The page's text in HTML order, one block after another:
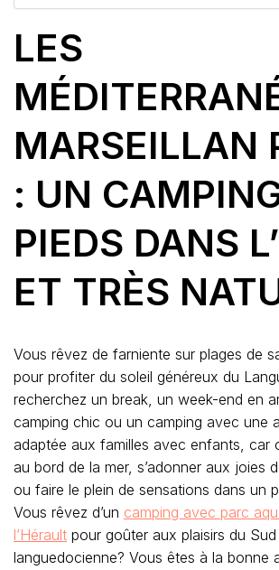
LES
MARSEILLAN
: UN
PIEDS DANS
ET TRÈS
Vous rêvez de farniente sur plages de
pour profiter du soleil généreux du
recherchez un break, un week-end en
camping chic ou un camping avec une
adaptée aux familles avec enfants, car
au bord de la mer, s’adonner aux joies
ou faire le plein de sensations dans un
Vous rêvez d’un camping avec parc
l’Hérault pour goûter aux plaisirs du
languedocienne? Vous êtes à la bonne